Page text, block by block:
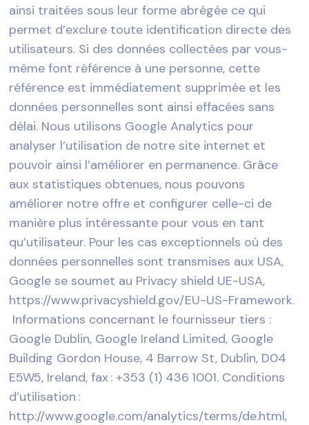
ainsi traitées sous leur forme abrégée ce qui
permet d’exclure toute identification directe des
utilisateurs. Si des données collectées par vous-
même font référence à une personne, cette
référence est immédiatement supprimée et les
données personnelles sont ainsi effacées sans
délai. Nous utilisons Google Analytics pour
analyser l’utilisation de notre site internet et
pouvoir ainsi l’améliorer en permanence. Grâce
aux statistiques obtenues, nous pouvons
améliorer notre offre et configurer celle-ci de
manière plus intéressante pour vous en tant
qu’utilisateur. Pour les cas exceptionnels où des
données personnelles sont transmises aux USA,
Google se soumet au Privacy shield UE-USA,
https://www.privacyshield.gov/EU-US-Framework.
Informations concernant le fournisseur tiers :
Google Dublin, Google Ireland Limited, Google
Building Gordon House, 4 Barrow St, Dublin, D04
E5W5, Ireland, fax : +353 (1) 436 1001. Conditions
d’utilisation :
http://www.google.com/analytics/terms/de.html,